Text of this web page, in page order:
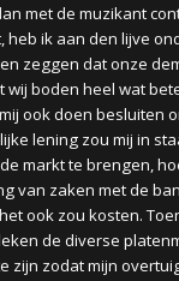
met de muzikant
heb ik aan den lijve
zeggen dat onze
wij boden heel wat
ook doen besluiten
lening zou mij in
markt te brengen,
van zaken met de
ook zou kosten.
de diverse
zijn zodat mijn